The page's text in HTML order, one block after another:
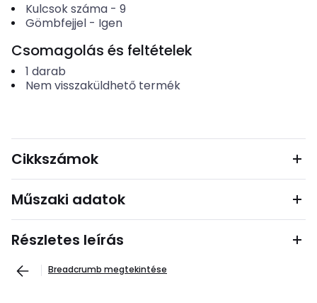
Kulcsok száma- 9
Gömbfejjel- Igen
Csomagolás és feltételek
1 darab
Nem visszaküldhető termék
Cikkszámok
Műszaki adatok
Részletes leírás
Breadcrumb megtekintése